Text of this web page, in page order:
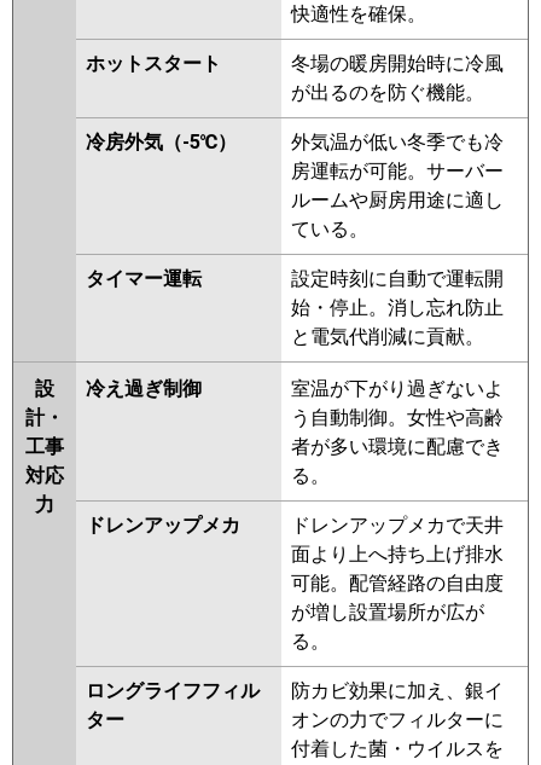
快適性を確保。
ホットスタート
冬場の暖房開始時に冷風
が出るのを防ぐ機能。
冷房外気（-5℃）
外気温が低い冬季でも冷
房運転が可能。サーバー
ルームや厨房用途に適し
ている。
タイマー運転
設定時刻に自動で運転開
始・停止。消し忘れ防止
と電気代削減に貢献。
設
計・
工事
対応
力
冷え過ぎ制御
室温が下がり過ぎないよ
う自動制御。女性や高齢
者が多い環境に配慮でき
る。
ドレンアップメカ
ドレンアップメカで天井
面より上へ持ち上げ排水
可能。配管経路の自由度
が増し設置場所が広が
る。
ロングライフフィル
ター
防カビ効果に加え、銀イ
オンの力でフィルターに
付着した菌・ウイルスを